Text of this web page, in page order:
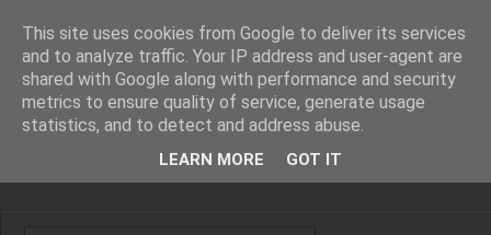
Loading...
This site uses cookies from Google to deliver its services
and to analyze traffic. Your IP address and user-agent are
shared with Google along with performance and security
metrics to ensure quality of service, generate usage
statistics, and to detect and address abuse.
LEARN MORE GOT IT